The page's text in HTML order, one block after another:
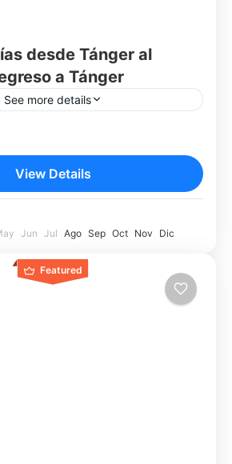
desde Tánger al
a Tánger
See more details
viaje completo desde el norte
del Sahara. Este tour de 10
combina ciudades
cultura...
View Details
Jun Jul Ago Sep Oct Nov Dic
Featured